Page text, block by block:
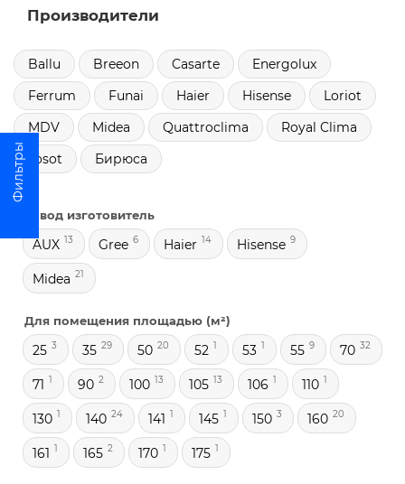
Производители
Ballu Breeon Casarte
Energolux
Ferrum
Funai Haier Hisense
Loriot
MDV
Midea Quattroclima
Royal Clima
Tosot
Бирюса
Завод изготовитель
AUX 13 Gree 6 Haier 14 Hisense 9
Midea 21
Для помещения площадью (м²)
25 3 35 29 50 20 52 1 53 1 55 9 70 32
71 1 90 2 100 13 105 13 106 1 110 1
130 1 140 24 141 1 145 1 150 3 160 20
161 1 165 2 170 1 175 1